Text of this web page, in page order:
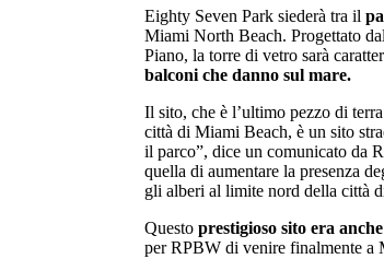
Eighty Seven Park siederà tra il
Miami North Beach. Progettato
Piano, la torre di vetro sarà
balconi che danno sul mare.
Il sito, che è l’ultimo pezzo di
città di Miami Beach, è un sito
il parco”, dice un comunicato da
quella di aumentare la presenza
gli alberi al limite nord della città
Questo prestigioso sito era
per RPBW di venire finalmente a